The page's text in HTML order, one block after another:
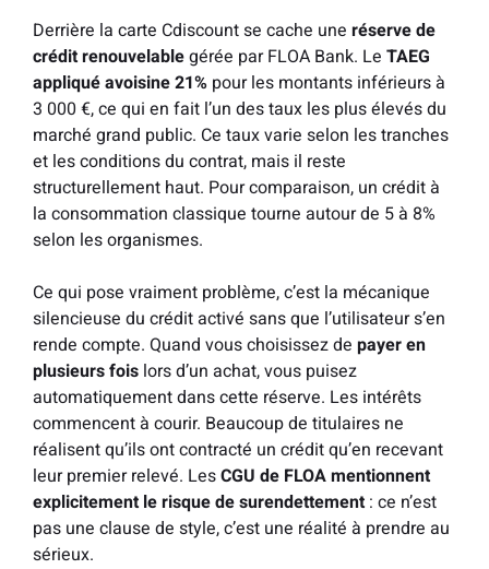
Derrière la carte Cdiscount se cache une réserve de
crédit renouvelablegérée par FLOA Bank. Le TAEG
appliqué avoisine 21% pour les montants inférieurs à
3 000 €, ce qui en fait l’un des taux les plus élevés du
marché grand public. Ce taux varie selon les tranches
et les conditions du contrat, mais il reste
structurellement haut. Pour comparaison, un crédit à
la consommation classique tourne autour de 5 à 8%
selon les organismes.
Ce qui pose vraiment problème, c’est la mécanique
silencieuse du crédit activé sans que l’utilisateur s’en
rende compte. Quand vous choisissez de payer en
plusieurs fois lors d’un achat, vous puisez
automatiquement dans cette réserve. Les intérêts
commencent à courir. Beaucoup de titulaires ne
réalisent qu’ils ont contracté un crédit qu’en recevant
leur premier relevé. LesCGU de FLOA mentionnent
explicitement le risque de surendettement: ce n’est
pas une clause de style, c’est une réalité à prendre au
sérieux.